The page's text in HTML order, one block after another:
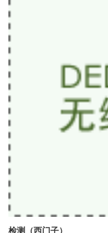
检测（西门子）